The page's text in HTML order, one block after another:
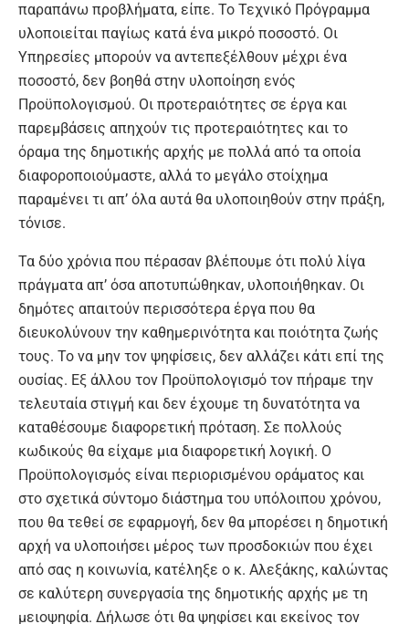
παραπάνω προβλήματα, είπε. Το Τεχνικό Πρόγραμμα
υλοποιείται παγίως κατά ένα μικρό ποσοστό. Οι
Υπηρεσίες μπορούν να αντεπεξέλθουν μέχρι ένα
ποσοστό, δεν βοηθά στην υλοποίηση ενός
Προϋπολογισμού. Οι προτεραιότητες σε έργα και
παρεμβάσεις απηχούν τις προτεραιότητες και το
όραμα της δημοτικής αρχής με πολλά από τα οποία
διαφοροποιούμαστε, αλλά το μεγάλο στοίχημα
παραμένει τι απ’ όλα αυτά θα υλοποιηθούν στην πράξη,
τόνισε.
Τα δύο χρόνια που πέρασαν βλέπουμε ότι πολύ λίγα
πράγματα απ’ όσα αποτυπώθηκαν, υλοποιήθηκαν. Οι
δημότες απαιτούν περισσότερα έργα που θα
διευκολύνουν την καθημερινότητα και ποιότητα ζωής
τους. Το να μην τον ψηφίσεις, δεν αλλάζει κάτι επί της
ουσίας. Εξ άλλου τον Προϋπολογισμό τον πήραμε την
τελευταία στιγμή και δεν έχουμε τη δυνατότητα να
καταθέσουμε διαφορετική πρόταση. Σε πολλούς
κωδικούς θα είχαμε μια διαφορετική λογική. Ο
Προϋπολογισμός είναι περιορισμένου οράματος και
στο σχετικά σύντομο διάστημα του υπόλοιπου χρόνου,
που θα τεθεί σε εφαρμογή, δεν θα μπορέσει η δημοτική
αρχή να υλοποιήσει μέρος των προσδοκιών που έχει
από σας η κοινωνία, κατέληξε ο κ. Αλεξάκης, καλώντας
σε καλύτερη συνεργασία της δημοτικής αρχής με τη
μειοψηφία. Δήλωσε ότι θα ψηφίσει και εκείνος τον